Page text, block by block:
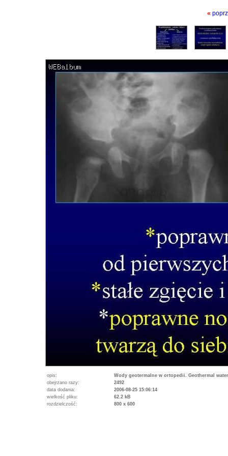
«
opis:
Wody geotermalne w ortopedii. Geothermal
obejrzano razy:
2492
data dodania:
2006-08-25 15:06:14
wielkość pliku:
62.2 kB
rozdzielczość:
800 x 600